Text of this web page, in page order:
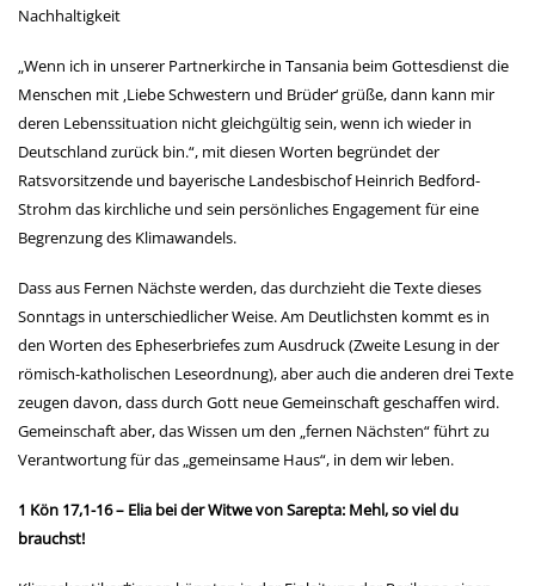
Nachhaltigkeit
„Wenn ich in unserer Partnerkirche in Tansania beim Gottesdienst die
Menschen mit ‚Liebe Schwestern und Brüder‘ grüße, dann kann mir
deren Lebenssituation nicht gleichgültig sein, wenn ich wieder in
Deutschland zurück bin.“, mit diesen Worten begründet der
Ratsvorsitzende und bayerische Landesbischof Heinrich Bedford-
Strohm das kirchliche und sein persönliches Engagement für eine
Begrenzung des Klimawandels.
Dass aus Fernen Nächste werden, das durchzieht die Texte dieses
Sonntags in unterschiedlicher Weise. Am Deutlichsten kommt es in
den Worten des Epheserbriefes zum Ausdruck (Zweite Lesung in der
römisch-katholischen Leseordnung), aber auch die anderen drei Texte
zeugen davon, dass durch Gott neue Gemeinschaft geschaffen wird.
Gemeinschaft aber, das Wissen um den „fernen Nächsten“ führt zu
Verantwortung für das „gemeinsame Haus“, in dem wir leben.
1 Kön 17,1-16 – Elia bei der Witwe von Sarepta: Mehl, so viel du
brauchst!